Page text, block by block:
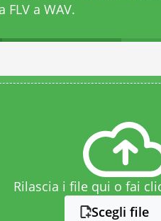
a WAV.
Rilascia i file qui o fai
Scegli file